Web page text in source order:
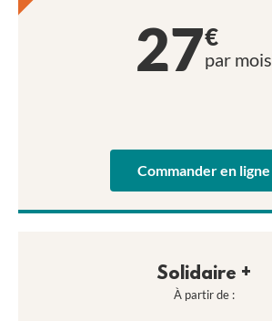
27€
par mois
Commander en ligne
Solidaire +
À partir de :